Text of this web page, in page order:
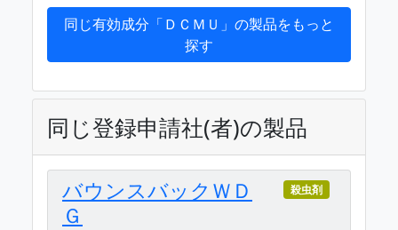
同じ有効成分「ＤＣＭＵ」の製品をもっと
探す
同じ登録申請社(者)の製品
バウンスバックＷＤ
Ｇ
殺虫剤